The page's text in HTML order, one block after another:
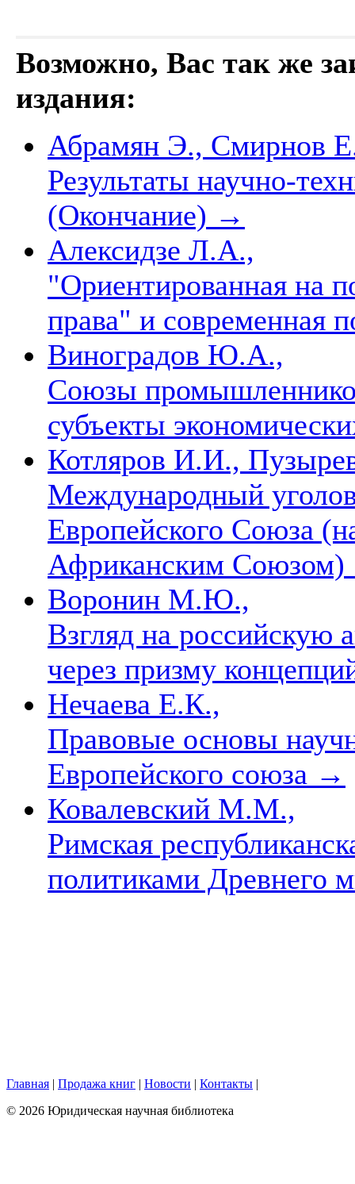
Возможно, Вас так же
издания:
Абрамян Э., Смирнов
Результаты научно-
(Окончание) →
Алексидзе Л.А.,
"Ориентированная на
права" и
Виноградов Ю.А.,
Союзы
субъекты
Котляров И.И.,
Международный
Европейского Союза
Африканским Союзом)
Воронин М.Ю.,
Взгляд на российскую
через призму
Нечаева Е.К.,
Правовые основы
Европейского союза →
Ковалевский М.М.,
Римская
политиками Древнего
Главная | Продажа книг | Новости | Контакты |
© 2026 Юридическая научная библиотека